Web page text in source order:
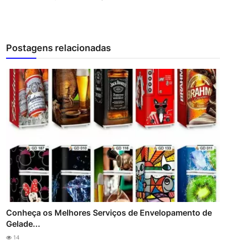
Postagens relacionadas
Conheça os Melhores Serviços de Envelopamento de
Gelade...
14